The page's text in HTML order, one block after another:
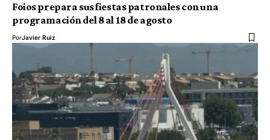
Foios prepara sus fiestas patronales con una
programación del 8 al 18 de agosto
PorJavier Ruiz